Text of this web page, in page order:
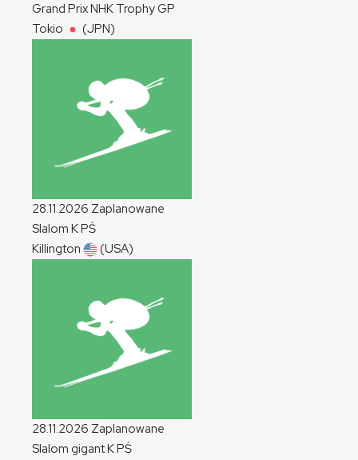
Grand Prix NHK TrophyGP
Tokio
(JPN)
28.11.2026 Zaplanowane
Slalom KPŚ
Killington
(USA)
28.11.2026 Zaplanowane
Slalom gigantKPŚ